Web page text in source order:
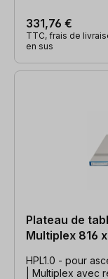
331,76 €
TTC, frais de
en sus
Plateau de
Multiplex 816
HPL1.0 - pour
| Multiplex avec